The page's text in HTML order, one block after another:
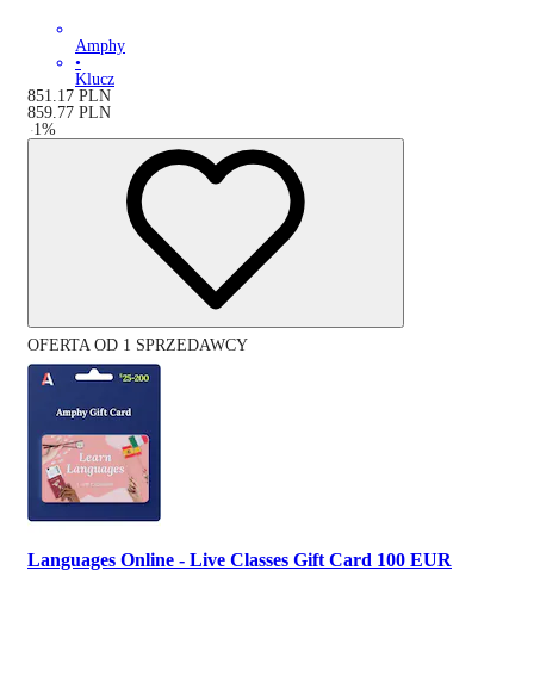
Amphy
•
Klucz
851.17 PLN
859.77 PLN
-1%
OFERTA OD 1 SPRZEDAWCY
Languages Online - Live Classes Gift Card 100 EUR